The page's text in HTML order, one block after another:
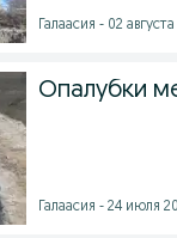
Галаасия - 02
Опалубки
Галаасия - 24 июля